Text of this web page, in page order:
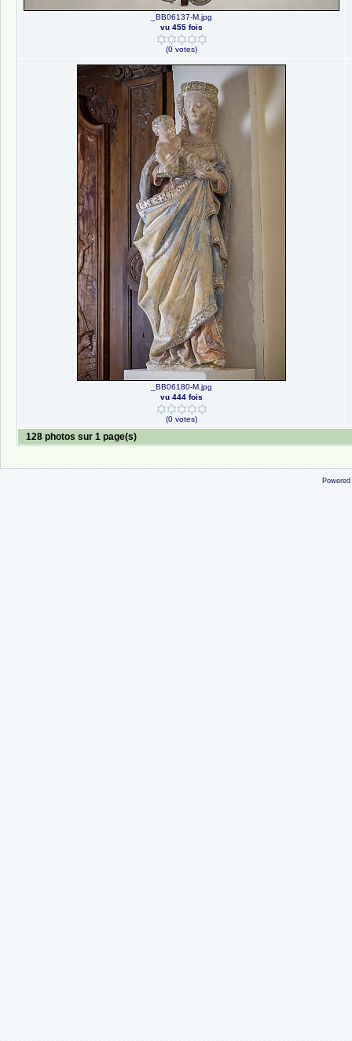
_BB06137-M.jpg
vu 455 fois
(0 votes)
_BB06180-M.jpg
vu 444 fois
(0 votes)
128 photos sur 1 page(s)